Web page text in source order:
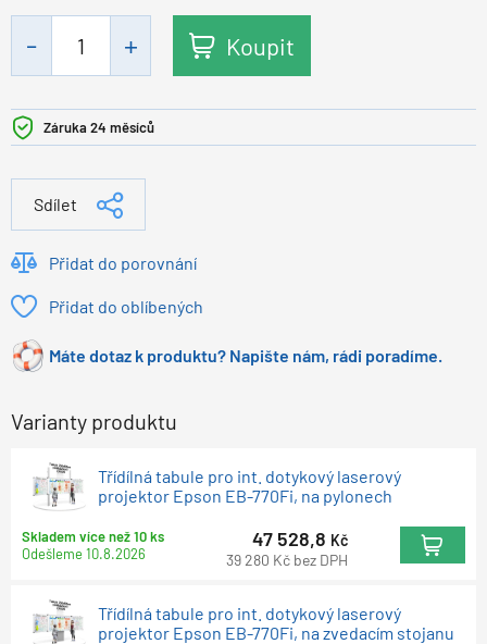
Koupit
Záruka 24 měsíců
Sdílet
Přidat do porovnání
Přidat do oblíbených
Máte dotaz k produktu? Napište nám, rádi poradíme.
Varianty produktu
Třídílná tabule pro int. dotykový laserový
projektor Epson EB-770Fi, na pylonech
Skladem více než 10 ks
Odešleme10.8.2026
47 528,8 Kč
39 280 Kč bez DPH
Třídílná tabule pro int. dotykový laserový
projektor Epson EB-770Fi, na zvedacím stojanu